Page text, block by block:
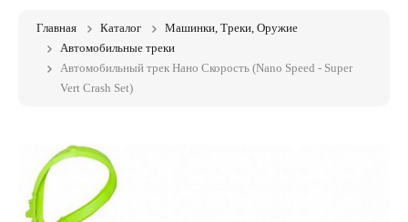
Главная Каталог
Машинки, Треки, Оружие
Автомобильные треки
Автомобильный трек Нано Скорость (Nano Speed - Super
Vert Crash Set)